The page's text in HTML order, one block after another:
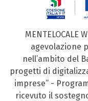
MENTELOCALE
agevolazione
nell’ambito del
progetti di
imprese” -
ricevuto il